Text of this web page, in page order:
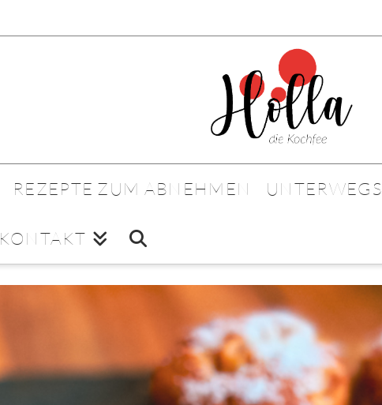
REZEPTE ZUM ABNEHMEN UNTERWEGS
KONTAKT